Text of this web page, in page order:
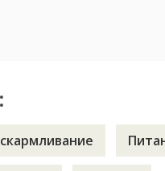
вещество и посередине
ребенок стал хуже